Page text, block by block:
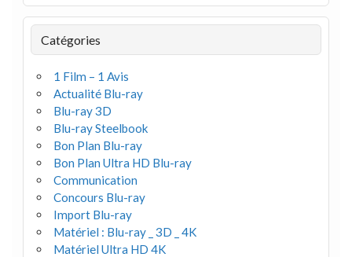
Catégories
1 Film – 1 Avis
Actualité Blu-ray
Blu-ray 3D
Blu-ray Steelbook
Bon Plan Blu-ray
Bon Plan Ultra HD Blu-ray
Communication
Concours Blu-ray
Import Blu-ray
Matériel : Blu-ray _ 3D _ 4K
Matériel Ultra HD 4K